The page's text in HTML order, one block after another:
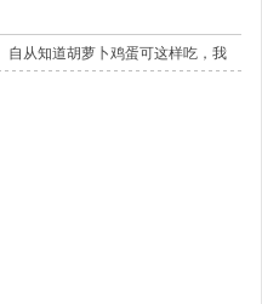
自从知道胡萝卜鸡蛋可这样吃，我